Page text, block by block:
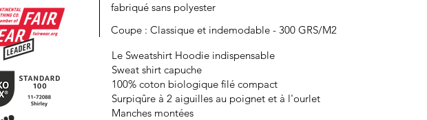
fabriqué sans polyester
Coupe : Classique et indemodable - 300 GRS/M2
Le Sweatshirt Hoodie indispensable
Sweat shirt capuche
100% coton biologique filé compact
Surpiqûre à 2 aiguilles au poignet et à l'ourlet
Manches montées